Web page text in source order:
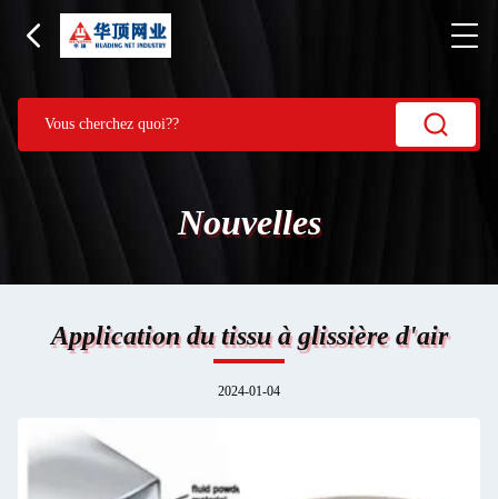
Nouvelles
Application du tissu à glissière d'air
2024-01-04